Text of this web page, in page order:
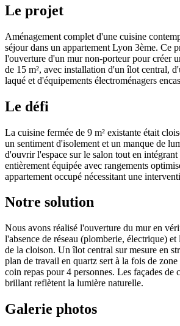
Le projet
Aménagement complet d'une cuisine
séjour dans un appartement Lyon 3ème. Ce
l'ouverture d'un mur non-porteur pour créer
de 15 m², avec installation d'un îlot central,
laqué et d'équipements électroménagers
Le défi
La cuisine fermée de 9 m² existante était
un sentiment d'isolement et un manque de
d'ouvrir l'espace sur le salon tout en
entièrement équipée avec rangements
appartement occupé nécessitant une
Notre solution
Nous avons réalisé l'ouverture du mur en
l'absence de réseau (plomberie, électrique)
de la cloison. Un îlot central sur mesure en
plan de travail en quartz sert à la fois de
coin repas pour 4 personnes. Les façades de
brillant reflètent la lumière naturelle.
Galerie photos